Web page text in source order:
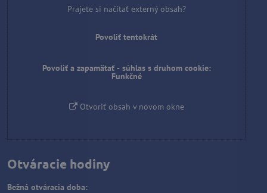
Prajete si načítať externý obsah?
Povoliť tentokrát
Povoliť a zapamätať - súhlas s druhom cookie:
Funkčné
Otvoriť obsah v novom okne
Otváracie hodiny
Bežná otváracia doba: